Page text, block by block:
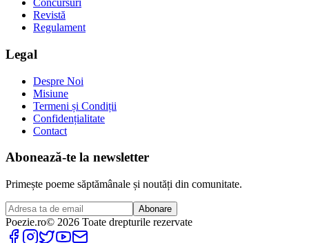
Concursuri
Revistă
Regulament
Legal
Despre Noi
Misiune
Termeni și Condiții
Confidențialitate
Contact
Abonează-te la newsletter
Primește poeme săptămânale și noutăți din comunitate.
Abonare
Poezie.ro© 2026 Toate drepturile rezervate